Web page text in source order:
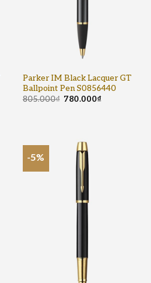
Parker IM Black Lacquer GT
Ballpoint Pen S0856440
805.000₫ 780.000₫
-5%